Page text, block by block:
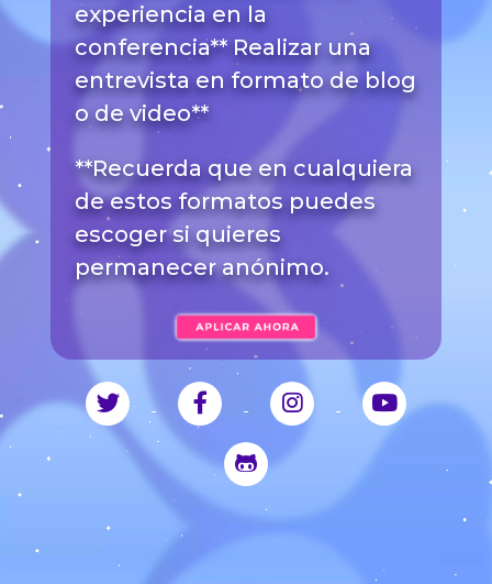
experiencia en la
conferencia** Realizar una
entrevista en formato de blog
o de video**
**Recuerda que en cualquiera
de estos formatos puedes
escoger si quieres
permanecer anónimo.